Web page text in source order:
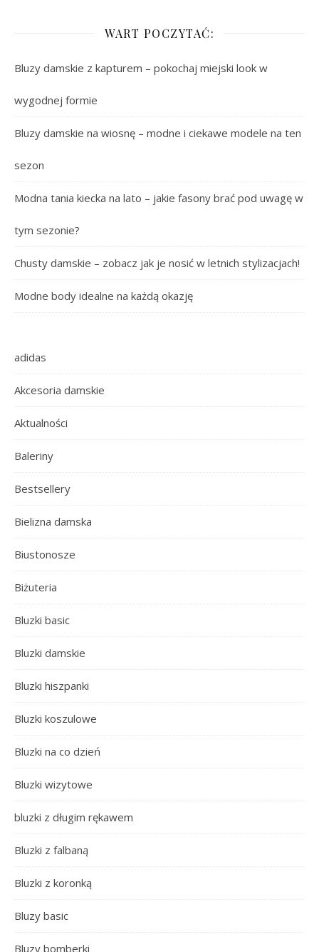
WART POCZYTAĆ:
Bluzy damskie z kapturem – pokochaj miejski look w
wygodnej formie
Bluzy damskie na wiosnę – modne i ciekawe modele na ten
sezon
Modna tania kiecka na lato – jakie fasony brać pod uwagę w
tym sezonie?
Chusty damskie – zobacz jak je nosić w letnich stylizacjach!
Modne body idealne na każdą okazję
adidas
Akcesoria damskie
Aktualności
Baleriny
Bestsellery
Bielizna damska
Biustonosze
Biżuteria
Bluzki basic
Bluzki damskie
Bluzki hiszpanki
Bluzki koszulowe
Bluzki na co dzień
Bluzki wizytowe
bluzki z długim rękawem
Bluzki z falbaną
Bluzki z koronką
Bluzy basic
Bluzy bomberki